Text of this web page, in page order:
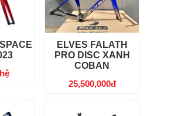
ELVES FALATH
PRO DISC XANH
COBAN
25,500,000đ